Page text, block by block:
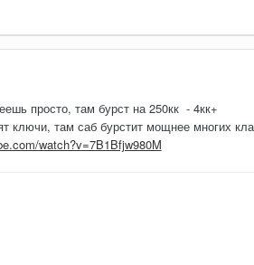
просто, там бурст на 250кк - 4кк+
там саб бурстит мощнее многих
watch?v=7B1Bfjw980M